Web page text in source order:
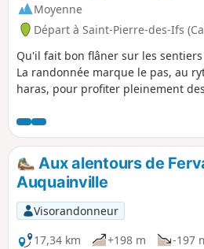
Moyenne
Départ à Saint-Pierre-des-Ifs
Qu'il fait bon flâner sur les
La randonnée marque le pas, au
haras, pour profiter pleinement
Aux alentours de
Auquainville
Visorandonneur
17,34 km
+198 m
-197